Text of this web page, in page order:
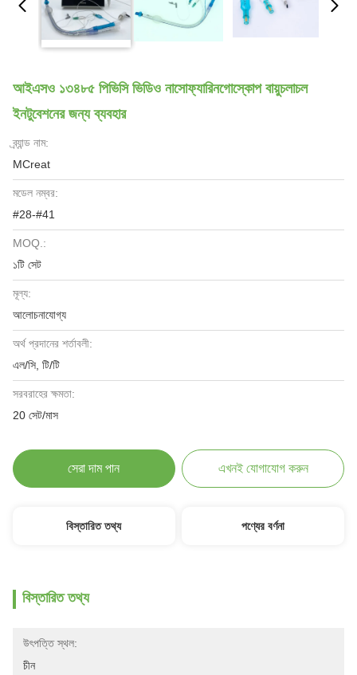
আইএসও ১৩৪৮৫ পিভিসি ভিডিও নাসোফ্যারিনগোস্কোপ বায়ুচলাচল
ইনটুবেশনের জন্য ব্যবহার
ব্র্যান্ড নাম:
MCreat
মডেল নম্বর:
#28-#41
MOQ.:
১টি সেট
মূল্য:
আলোচনাযোগ্য
অর্থ প্রদানের শর্তাবলী:
এল/সি, টি/টি
সরবরাহের ক্ষমতা:
20 সেট/মাস
সেরা দাম পান এখনই যোগাযোগ করুন
বিস্তারিত তথ্য পণ্যের বর্ণনা
বিস্তারিত তথ্য
উৎপত্তি স্থল:
চীন